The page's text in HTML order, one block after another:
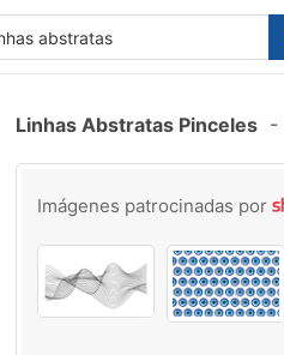
Linhas Abstratas Pinceles -
Imágenes patrocinadas por